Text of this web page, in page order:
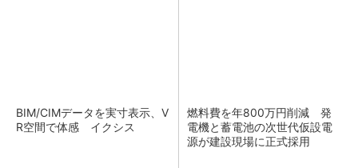
BIM/CIMデータを実寸表示、V
R空間で体感 イクシス
燃料費を年800万円削減 発
電機と蓄電池の次世代仮設電
源が建設現場に正式採用